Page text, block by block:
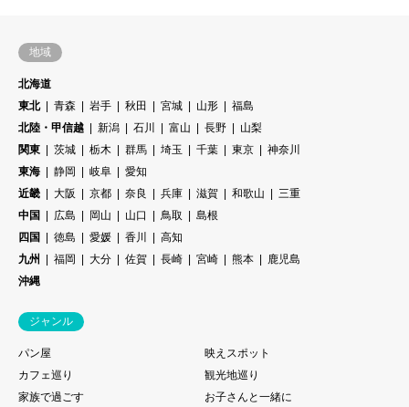
地域
北海道
東北
青森 岩手 秋田 宮城 山形
福島
北陸・甲信越
新潟 石川 富山 長野
山梨
関東
茨城 栃木 群馬 埼玉 千葉 東京
神奈川
東海
静岡 岐阜
愛知
近畿
大阪 京都 奈良 兵庫 滋賀 和歌山
三重
中国
広島 岡山 山口 鳥取
島根
四国
徳島 愛媛 香川
高知
九州
福岡 大分 佐賀 長崎 宮崎 熊本
鹿児島
沖縄
ジャンル
パン屋
映えスポット
カフェ巡り
観光地巡り
家族で過ごす
お子さんと一緒に